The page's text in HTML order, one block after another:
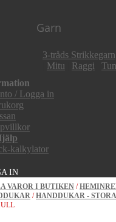
Garn
3-tråds Strikkegarn
Mitu Raggi
/ Logga in
kalkylator
IN
VAROR I BUTIKEN /
/HANDDUKAR - STORA